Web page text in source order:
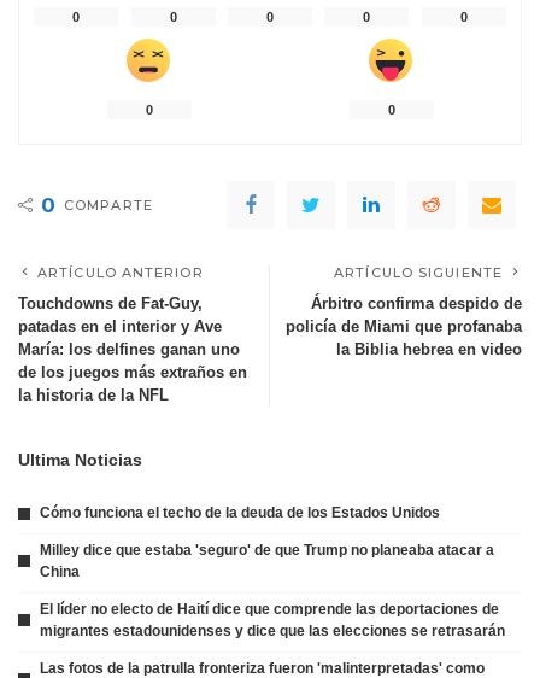
0 0 0 0 0
0 0
0 COMPARTE
ARTÍCULO ANTERIOR
Touchdowns de Fat-Guy,
patadas en el interior y Ave
María: los delfines ganan uno
de los juegos más extraños en
la historia de la NFL
ARTÍCULO SIGUIENTE
Árbitro confirma despido de
policía de Miami que profanaba
la Biblia hebrea en video
Ultima Noticias
Cómo funciona el techo de la deuda de los Estados Unidos
Milley dice que estaba 'seguro' de que Trump no planeaba atacar a
China
El líder no electo de Haití dice que comprende las deportaciones de
migrantes estadounidenses y dice que las elecciones se retrasarán
Las fotos de la patrulla fronteriza fueron 'malinterpretadas' como